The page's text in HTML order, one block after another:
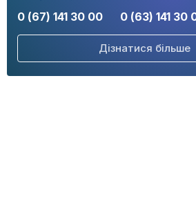
0 (67) 141 30 00 0 (63) 141 30
Дізнатися більше